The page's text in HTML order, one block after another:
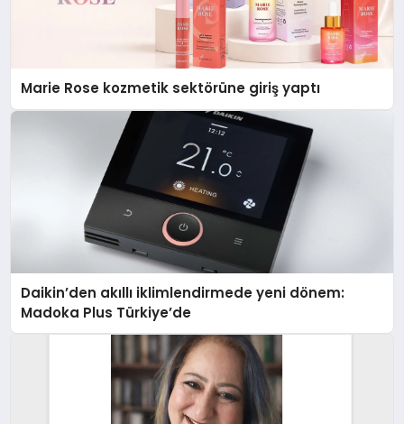
Marie Rose kozmetik sektörüne giriş yaptı
Daikin’den akıllı iklimlendirmede yeni dönem:
Madoka Plus Türkiye’de